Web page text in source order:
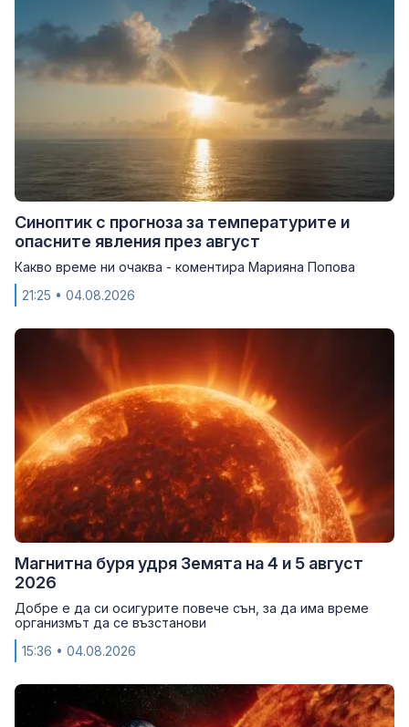
Синоптик с прогноза за температурите и
опасните явления през август
Какво време ни очаква - коментира Марияна Попова
21:25 • 04.08.2026
Магнитна буря удря Земята на 4 и 5 август
2026
Добре е да си осигурите повече сън, за да има време
организмът да се възстанови
15:36 • 04.08.2026